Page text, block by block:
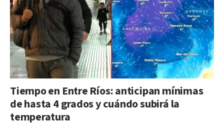
Tiempo en Entre Ríos: anticipan mínimas
de hasta 4 grados y cuándo subirá la
temperatura